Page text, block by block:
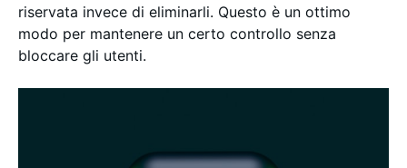
riservata invece di eliminarli. Questo è un ottimo
modo per mantenere un certo controllo senza
bloccare gli utenti.